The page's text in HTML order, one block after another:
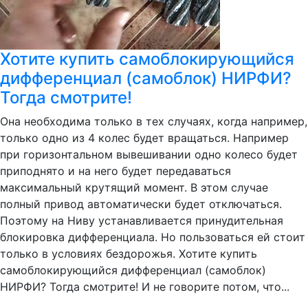
Хотите купить самоблокирующийся
дифференциал (самоблок) НИРФИ?
Тогда смотрите!
Она необходима только в тех случаях, когда например,
только одно из 4 колес будет вращаться. Например
при горизонтальном вывешивании одно колесо будет
приподнято и на него будет передаваться
максимальный крутящий момент. В этом случае
полный привод автоматически будет отключаться.
Поэтому на Ниву устанавливается принудительная
блокировка дифференциала. Но пользоваться ей стоит
только в условиях бездорожья. Хотите купить
самоблокирующийся дифференциал (самоблок)
НИРФИ? Тогда смотрите! И не говорите потом, что...